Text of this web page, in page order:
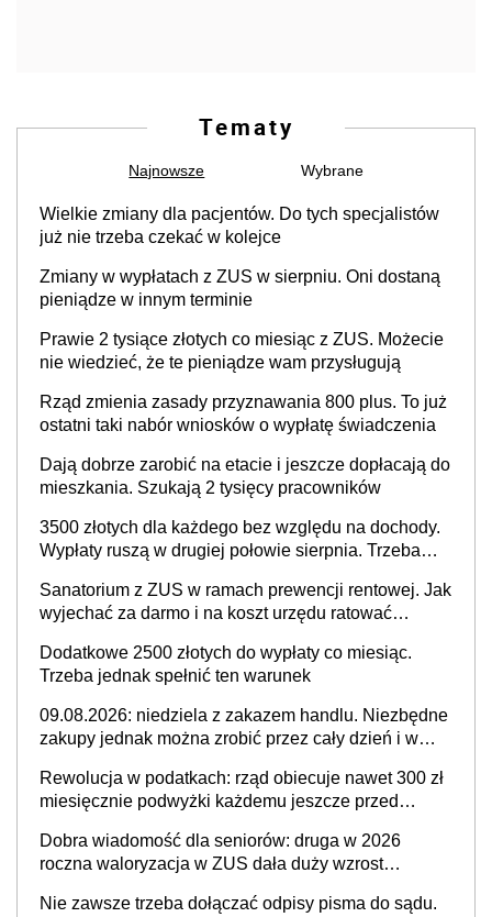
Tematy
Najnowsze Wybrane
Wielkie zmiany dla pacjentów. Do tych specjalistów
już nie trzeba czekać w kolejce
Zmiany w wypłatach z ZUS w sierpniu. Oni dostaną
pieniądze w innym terminie
Prawie 2 tysiące złotych co miesiąc z ZUS. Możecie
nie wiedzieć, że te pieniądze wam przysługują
Rząd zmienia zasady przyznawania 800 plus. To już
ostatni taki nabór wniosków o wypłatę świadczenia
Dają dobrze zarobić na etacie i jeszcze dopłacają do
mieszkania. Szukają 2 tysięcy pracowników
3500 złotych dla każdego bez względu na dochody.
Wypłaty ruszą w drugiej połowie sierpnia. Trzeba
Sanatorium z ZUS w ramach prewencji rentowej. Jak
wyjechać za darmo i na koszt urzędu ratować
Dodatkowe 2500 złotych do wypłaty co miesiąc.
Trzeba jednak spełnić ten warunek
09.08.2026: niedziela z zakazem handlu. Niezbędne
zakupy jednak można zrobić przez cały dzień i w
Rewolucja w podatkach: rząd obiecuje nawet 300 zł
miesięcznie podwyżki każdemu jeszcze przed
Dobra wiadomość dla seniorów: druga w 2026
roczna waloryzacja w ZUS dała duży wzrost
Nie zawsze trzeba dołączać odpisy pisma do sądu.